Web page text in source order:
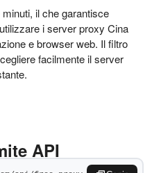
il che garantisce
i server proxy Cina
e browser web. Il filtro
facilmente il server
API